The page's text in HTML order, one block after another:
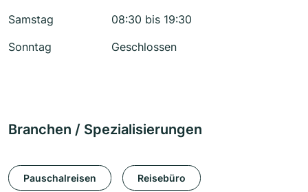
Samstag
08:30 bis 19:30
Sonntag
Geschlossen
Branchen / Spezialisierungen
Pauschalreisen Reisebüro